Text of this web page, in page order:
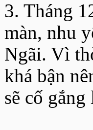
3. Tháng
màn, nhu
Ngãi. Vì
khá bận
sẽ cố